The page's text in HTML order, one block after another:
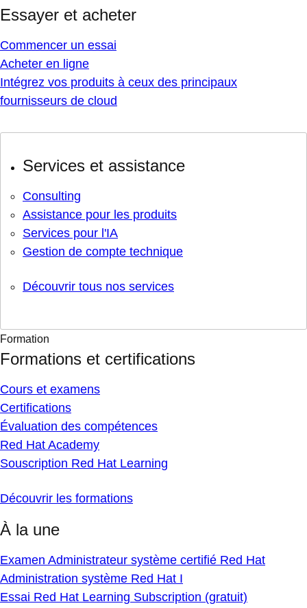
Essayer et acheter
Commencer un essai
Acheter en ligne
Intégrez vos produits à ceux des principaux
fournisseurs de cloud
Services et assistance
Consulting
Assistance pour les produits
Services pour l'IA
Gestion de compte technique
Découvrir tous nos services
Formation
Formations et certifications
Cours et examens
Certifications
Évaluation des compétences
Red Hat Academy
Souscription Red Hat Learning
Découvrir les formations
À la une
Examen Administrateur système certifié Red Hat
Administration système Red Hat I
Essai Red Hat Learning Subscription (gratuit)